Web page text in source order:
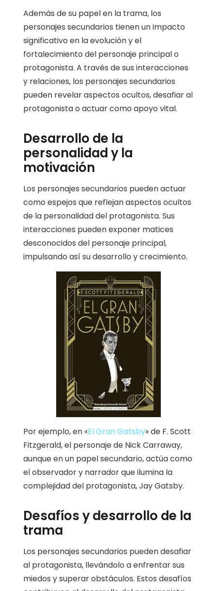
Además de su papel en la trama, los
personajes secundarios tienen un impacto
significativo en la evolución y el
fortalecimiento del personaje principal o
protagonista. A través de sus interacciones
y relaciones, los personajes secundarios
pueden revelar aspectos ocultos, desafiar al
protagonista o actuar como apoyo vital.
Desarrollo de la
personalidad y la
motivación
Los personajes secundarios pueden actuar
como espejos que reflejan aspectos ocultos
de la personalidad del protagonista. Sus
interacciones pueden exponer matices
desconocidos del personaje principal,
impulsando así su desarrollo y crecimiento.
Por ejemplo, en «El Gran Gatsby» de F. Scott
Fitzgerald, el personaje de Nick Carraway,
aunque en un papel secundario, actúa como
el observador y narrador que ilumina la
complejidad del protagonista, Jay Gatsby.
Desafíos y desarrollo de la
trama
Los personajes secundarios pueden desafiar
al protagonista, llevándolo a enfrentar sus
miedos y superar obstáculos. Estos desafíos